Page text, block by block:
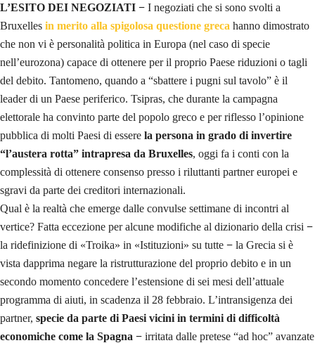
L’ESITO DEI NEGOZIATI − I negoziati che si sono svolti a
Bruxelles in merito alla spigolosa questione greca hanno dimostrato
che non vi è personalità politica in Europa (nel caso di specie
nell’eurozona) capace di ottenere per il proprio Paese riduzioni o tagli
del debito. Tantomeno, quando a “sbattere i pugni sul tavolo” è il
leader di un Paese periferico. Tsipras, che durante la campagna
elettorale ha convinto parte del popolo greco e per riflesso l’opinione
pubblica di molti Paesi di essere la persona in grado di invertire
“l’austera rotta” intrapresa da Bruxelles, oggi fa i conti con la
complessità di ottenere consenso presso i riluttanti partner europei e
sgravi da parte dei creditori internazionali.
Qual è la realtà che emerge dalle convulse settimane di incontri al
vertice? Fatta eccezione per alcune modifiche al dizionario della crisi −
la ridefinizione di «Troika» in «Istituzioni» su tutte − la Grecia si è
vista dapprima negare la ristrutturazione del proprio debito e in un
secondo momento concedere l’estensione di sei mesi dell’attuale
programma di aiuti, in scadenza il 28 febbraio. L’intransigenza dei
partner, specie da parte di Paesi vicini in termini di difficoltà
economiche come la Spagna − irritata dalle pretese “ad hoc” avanzate